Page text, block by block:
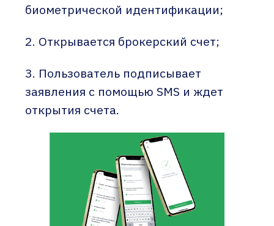
биометрической идентификации;
2. Открывается брокерский счет;
3. Пользователь подписывает
заявления с помощью SMS и ждет
открытия счета.